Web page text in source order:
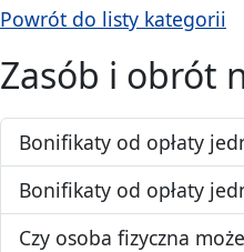
Powrót do listy kategorii
Zasób i obrót
Bonifikaty od opłaty
Bonifikaty od opłaty
Czy osoba fizyczna